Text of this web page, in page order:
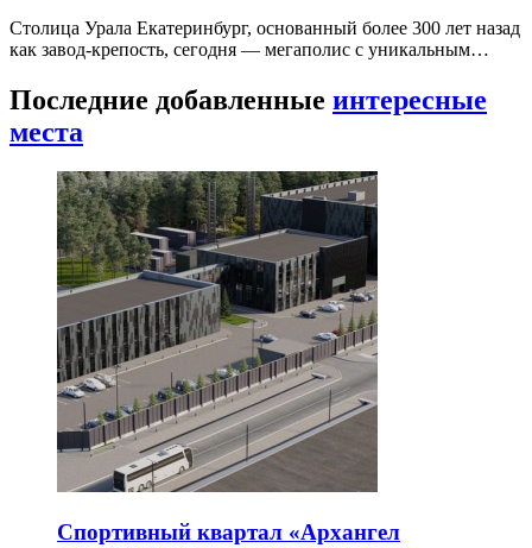
Столица Урала Екатеринбург, основанный более 300 лет назад
как завод-крепость, сегодня — мегаполис с уникальным…
Последние добавленные интересные
места
Спортивный квартал «Архангел